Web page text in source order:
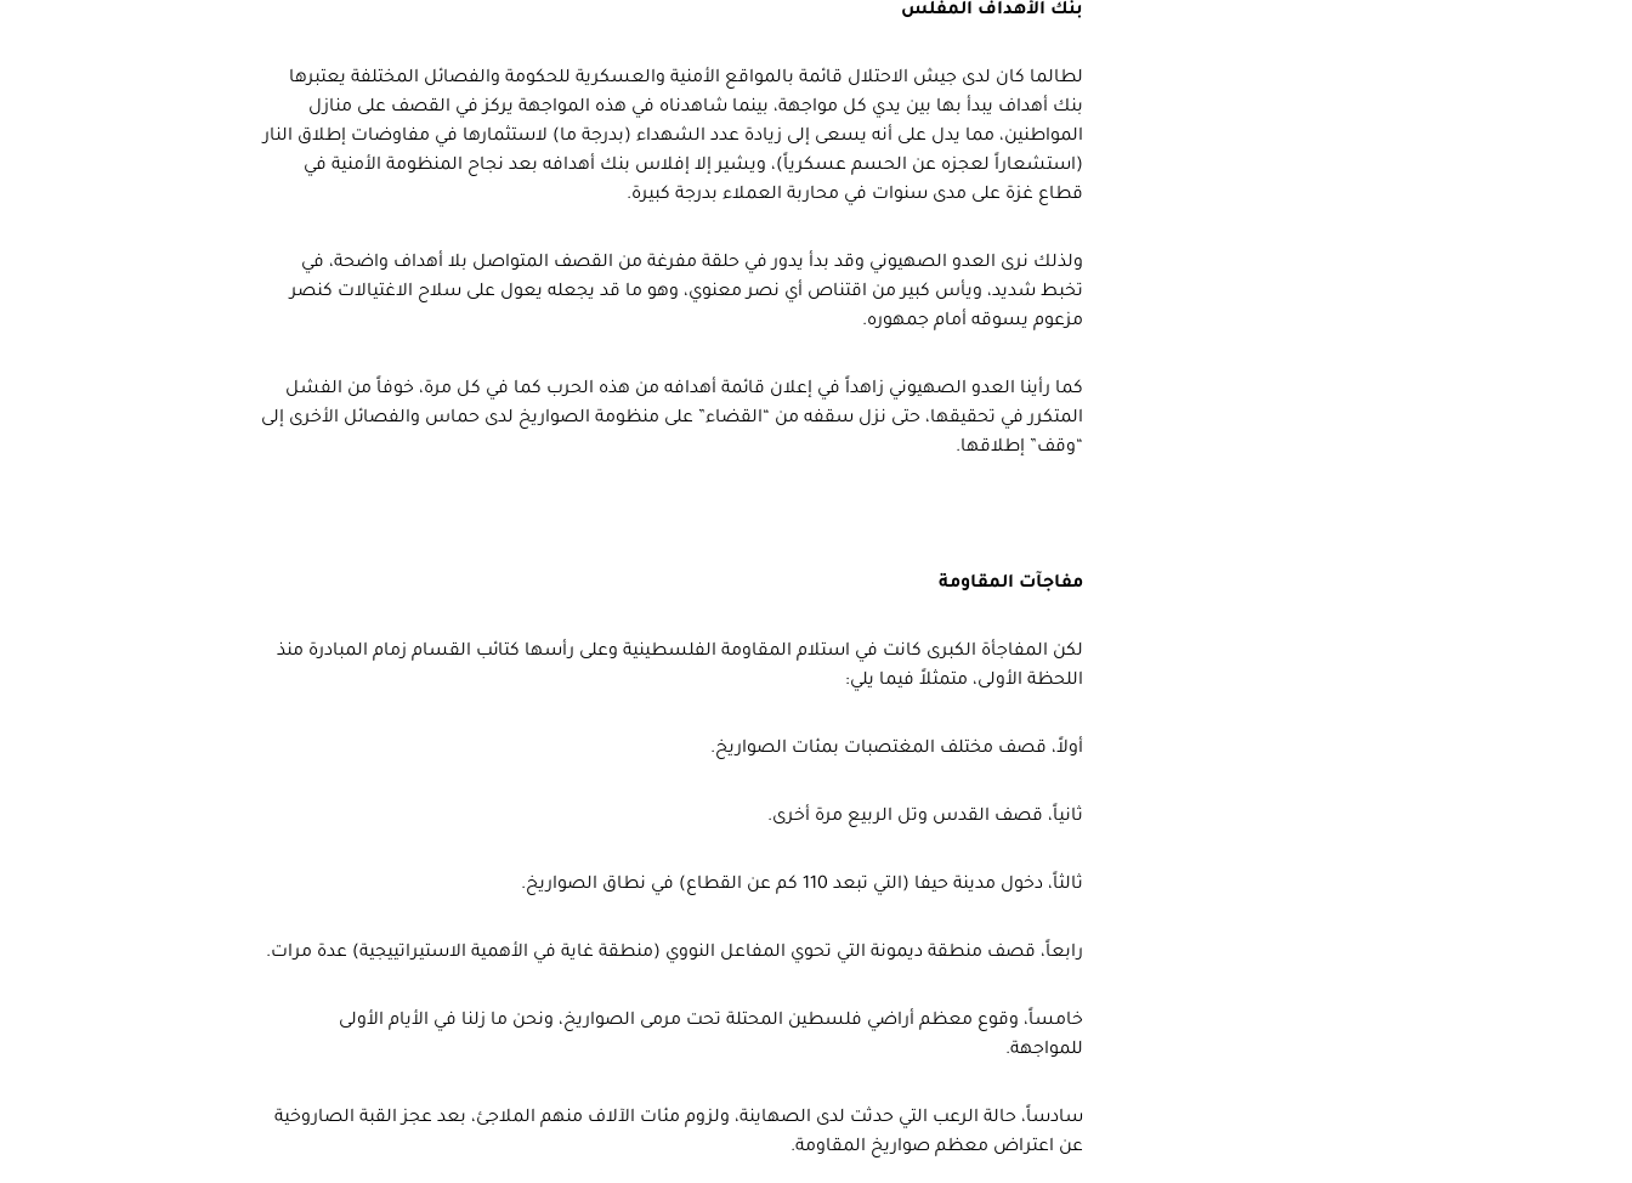
بنك الأهداف المفلس
لطالما كان لدى جيش الاحتلال قائمة بالمواقع الأمنية والعسكرية للحكومة والفصائل المختلفة يعتبرها
بنك أهداف يبدأ بها بين يدي كل مواجهة، بينما شاهدناه في هذه المواجهة يركز في القصف على منازل
المواطنين، مما يدل على أنه يسعى إلى زيادة عدد الشهداء (بدرجة ما) لاستثمارها في مفاوضات إطلاق النار
(استشعاراً لعجزه عن الحسم عسكرياً)، ويشير إلا إفلاس بنك أهدافه بعد نجاح المنظومة الأمنية في
قطاع غزة على مدى سنوات في محاربة العملاء بدرجة كبيرة.
ولذلك نرى العدو الصهيوني وقد بدأ يدور في حلقة مفرغة من القصف المتواصل بلا أهداف واضحة، في
تخبط شديد، ويأس كبير من اقتناص أي نصر معنوي، وهو ما قد يجعله يعول على سلاح الاغتيالات كنصر
مزعوم يسوقه أمام جمهوره.
كما رأينا العدو الصهيوني زاهداً في إعلان قائمة أهدافه من هذه الحرب كما في كل مرة، خوفاً من الفشل
المتكرر في تحقيقها، حتى نزل سقفه من “القضاء” على منظومة الصواريخ لدى حماس والفصائل الأخرى إلى
“وقف” إطلاقها.
مفاجآت المقاومة
لكن المفاجأة الكبرى كانت في استلام المقاومة الفلسطينية وعلى رأسها كتائب القسام زمام المبادرة منذ
اللحظة الأولى، متمثلاً فيما يلي:
أولاً، قصف مختلف المغتصبات بمئات الصواريخ.
ثانياً، قصف القدس وتل الربيع مرة أخرى.
ثالثاً، دخول مدينة حيفا (التي تبعد 110 كم عن القطاع) في نطاق الصواريخ.
رابعاً، قصف منطقة ديمونة التي تحوي المفاعل النووي (منطقة غاية في الأهمية الاستيراتييجية) عدة مرات.
خامساً، وقوع معظم أراضي فلسطين المحتلة تحت مرمى الصواريخ، ونحن ما زلنا في الأيام الأولى
للمواجهة.
سادساً، حالة الرعب التي حدثت لدى الصهاينة، ولزوم مئات الآلاف منهم الملاجئ، بعد عجز القبة الصاروخية
عن اعتراض معظم صواريخ المقاومة.